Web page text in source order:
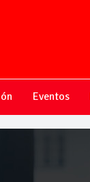
Eventos